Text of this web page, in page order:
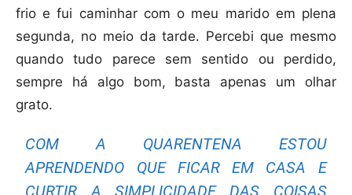
frio e fui caminhar com o meu marido em plena
segunda, no meio da tarde. Percebi que mesmo
quando tudo parece sem sentido ou perdido,
sempre há algo bom, basta apenas um olhar
grato.
COM A QUARENTENA ESTOU
APRENDENDO QUE FICAR EM CASA E